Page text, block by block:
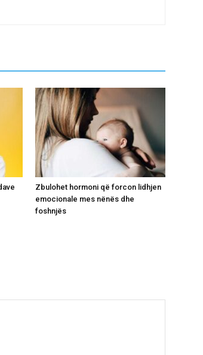
Zbulohet hormoni që forcon lidhjen
emocionale mes nënës dhe
foshnjës